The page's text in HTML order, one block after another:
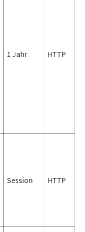
1 Jahr HTTP
Session HTTP